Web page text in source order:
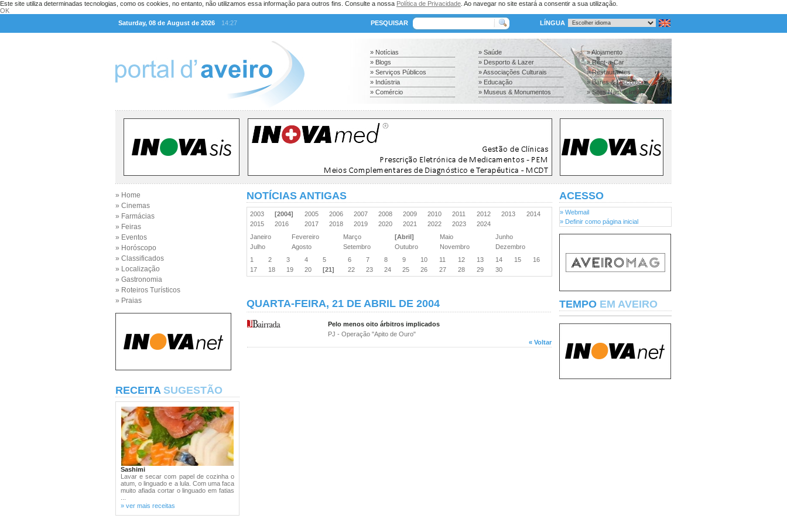
Este site utiliza determinadas tecnologias, como os cookies, no entanto, não utilizamos essa informação para outros fins. Consulte a nossa Política de Privacidade . Ao navegar no site estará a consentir a sua utilização.
OK
Saturday, 08 de August de 2026
14:27 PESQUISAR LÍNGUA
» Notícias
» Blogs
» Serviços Públicos
» Indústria
» Comércio
» Saúde
» Desporto & Lazer
» Associações Culturais
» Educação
» Museus & Monumentos
» Alojamento
» Rent-a-Car
» Restaurantes
» Bares & Discotecas
» Sites Nac. & Inter.
» Home
» Cinemas
» Farmácias
» Feiras
» Eventos
» Horóscopo
» Classificados
» Localização
» Gastronomia
» Roteiros Turísticos
» Praias
RECEITA SUGESTÃO
Sashimi
Lavar e secar com papel de cozinha o
atum, o linguado e a lula. Com uma faca
muito afiada cortar o linguado em fatias
» ver mais receitas
NOTÍCIAS ANTIGAS
2003 [2004] 2005 2006 2007 2008 2009 2010 2011 2012 2013
2014
2015
2016 2017 2018 2019 2020 2021 2022 2023
2024
Janeiro
Fevereiro Março [Abril] Maio
Junho
Julho
Agosto Setembro Outubro Novembro
Dezembro
1
2 3 4 5 6 7 8 9 10 11 12 13 14 15
16
17
18 19 20 [21] 22 23 24 25 26 27 28 29 30
QUARTA-FEIRA, 21 DE ABRIL DE 2004
Pelo menos oito árbitros implicados
PJ - Operação "Apito de Ouro"
« Voltar
ACESSO
» Webmail
» Definir como página inicial
TEMPO EM AVEIRO